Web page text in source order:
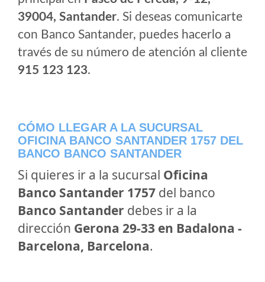
39004, Santander. Si deseas comunicarte
con Banco Santander, puedes hacerlo a
través de su número de atención al cliente
915 123 123.
CÓMO LLEGAR A LA SUCURSAL
OFICINA BANCO SANTANDER 1757 DEL
BANCO BANCO SANTANDER
Si quieres ir a la sucursal Oficina
Banco Santander 1757 del banco
Banco Santander debes ir a la
dirección Gerona 29-33 en Badalona -
Barcelona, Barcelona.